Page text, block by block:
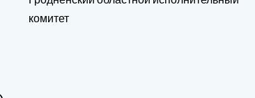
комитет